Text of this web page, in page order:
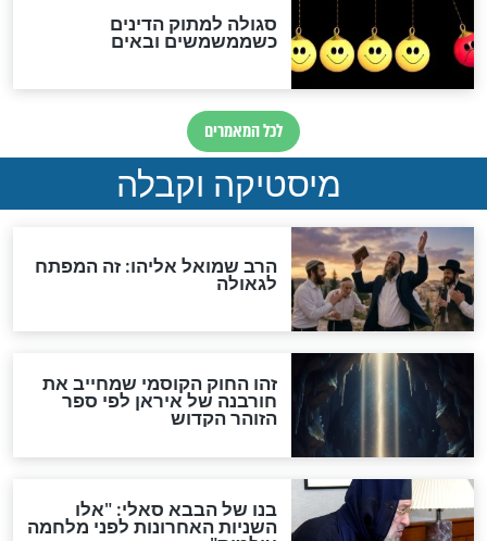
לכל המאמרים
אחרית הימים
האם אפשר לחשב את הקץ?
מה יהיה בימות המשיח?